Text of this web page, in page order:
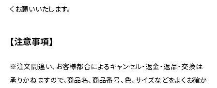
くお願いいたします。
【注意事項】
※注文間違い、お客様都合によるキャンセル・返金・返品・交換は
承りかねますので、商品名、商品番号、色、サイズなどをよくお確か